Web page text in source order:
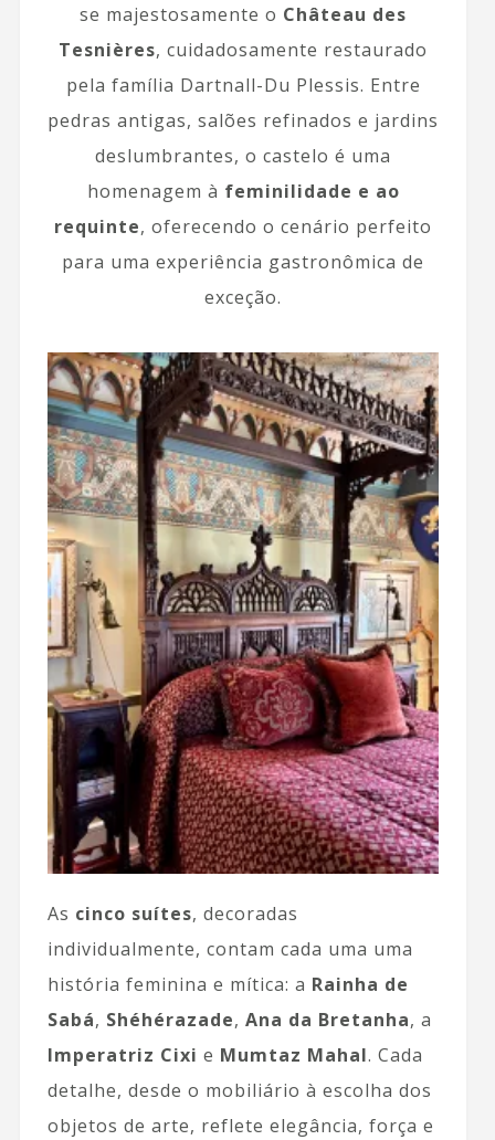
se majestosamente o Château des
Tesnières, cuidadosamente restaurado
pela família Dartnall-Du Plessis. Entre
pedras antigas, salões refinados e jardins
deslumbrantes, o castelo é uma
homenagem à feminilidade e ao
requinte, oferecendo o cenário perfeito
para uma experiência gastronômica de
exceção.
As cinco suítes, decoradas
individualmente, contam cada uma uma
história feminina e mítica: a Rainha de
Sabá, Shéhérazade, Ana da Bretanha, a
Imperatriz Cixi e Mumtaz Mahal. Cada
detalhe, desde o mobiliário à escolha dos
objetos de arte, reflete elegância, força e